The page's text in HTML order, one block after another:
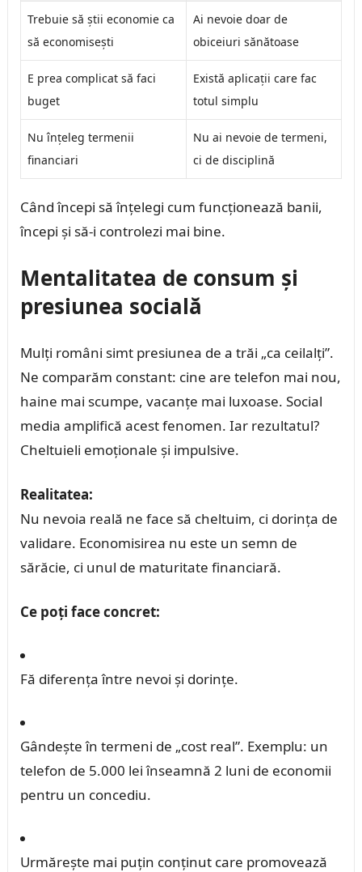
Trebuie să știi economie ca
să economisești
Ai nevoie doar de
obiceiuri sănătoase
E prea complicat să faci
buget
Există aplicații care fac
totul simplu
Nu înțeleg termenii
financiari
Nu ai nevoie de termeni,
ci de disciplină
Când începi să înțelegi cum funcționează banii,
începi și să-i controlezi mai bine.
Mentalitatea de consum și
presiunea socială
Mulți români simt presiunea de a trăi „ca ceilalți”.
Ne comparăm constant: cine are telefon mai nou,
haine mai scumpe, vacanțe mai luxoase. Social
media amplifică acest fenomen. Iar rezultatul?
Cheltuieli emoționale și impulsive.
Realitatea:
Nu nevoia reală ne face să cheltuim, ci dorința de
validare. Economisirea nu este un semn de
sărăcie, ci unul de maturitate financiară.
Ce poți face concret:
Fă diferența între nevoi și dorințe.
Gândește în termeni de „cost real”. Exemplu: un
telefon de 5.000 lei înseamnă 2 luni de economii
pentru un concediu.
Urmărește mai puțin conținut care promovează